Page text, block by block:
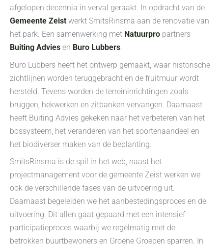
afgelopen decennia in verval geraakt. In opdracht van de
Gemeente Zeist werkt SmitsRinsma aan de renovatie van
het park. Een samenwerking met Natuurpro partners
Buiting Advies en Buro Lubbers.
Buro Lubbers heeft het ontwerp gemaakt, waar historische
zichtlijnen worden teruggebracht en de fruitmuur wordt
hersteld. Tevens worden de terreininrichtingen zoals
bruggen, hekwerken en zitbanken vervangen. Daarnaast
heeft Buiting Advies gekeken naar het verbeteren van het
bossysteem, het veranderen van het soortenaandeel en
het biodiverser maken van de beplanting.
SmitsRinsma is de spil in het web, naast het
projectmanagement voor de gemeente Zeist werken we
ook de verschillende fases van de uitvoering uit.
Daarnaast begeleiden we het aanbestedingsproces en de
uitvoering. Dit allen gaat gepaard met een intensief
participatieproces waarbij we regelmatig met de
betrokken buurtbewoners en Groene Groepen sparren. In